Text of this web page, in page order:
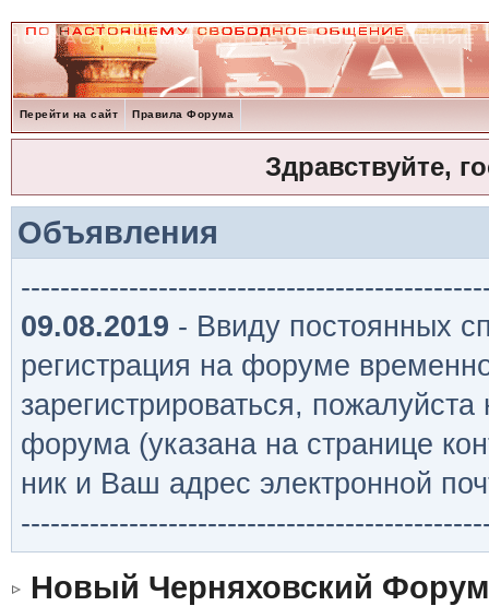
Перейти на сайт Правила Форума
Здравствуйте,
Объявления
09.08.2019 - Ввиду постоянных
регистрация на форуме
зарегистрироваться,
форума (указана на странице
ник и Ваш адрес электронной
Новый Черняховский Форум